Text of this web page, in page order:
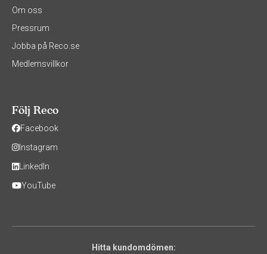
Om oss
Pressrum
Jobba på Reco.se
Medlemsvillkor
Följ Reco
Facebook
Instagram
LinkedIn
YouTube
Hitta kundomdömen: